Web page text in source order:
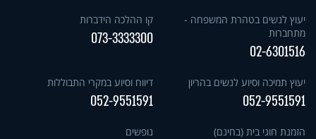
יעוץ לנשים בטהרת המשפחה -
מתחברות
02-6301516
קו ההלכה הידברות
073-3333300
יעוץ תמיכה וסיוע לנשים בהריון
052-9551591
דיווח וסיוע במקרי התבוללות
052-9551591
הזמנת חוגי בית (בחינם) נופשים